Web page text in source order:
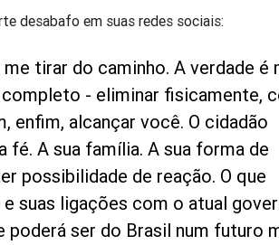
desabafo em suas redes sociais:
tirar do caminho. A verdade é
- eliminar fisicamente,
enfim, alcançar você. O cidadão
fé. A sua família. A sua forma de
possibilidade de reação. O que
suas ligações com o atual
ser do Brasil num futuro